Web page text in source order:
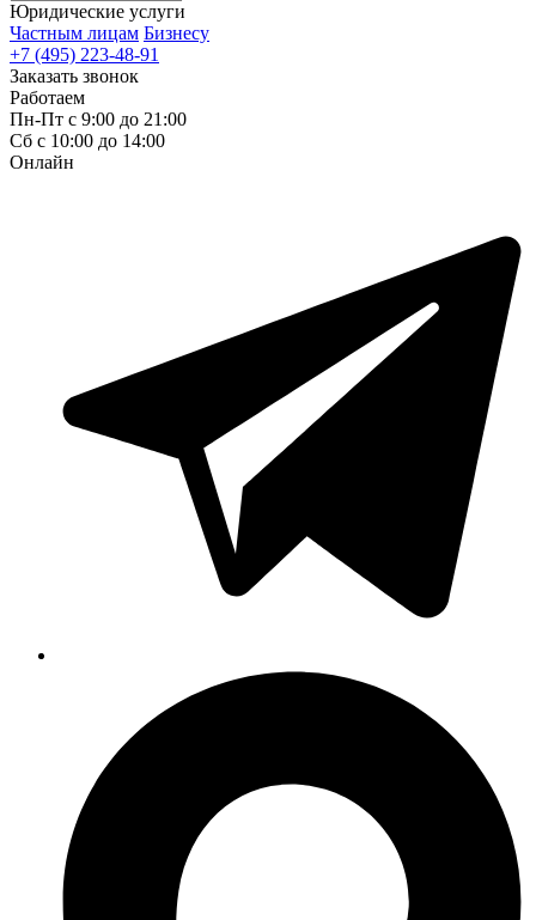
Юридические услуги
Частным лицам Бизнесу
+7 (495) 223-48-91
Заказать звонок
Работаем
Пн-Пт с 9:00 до 21:00
Сб с 10:00 до 14:00
Онлайн